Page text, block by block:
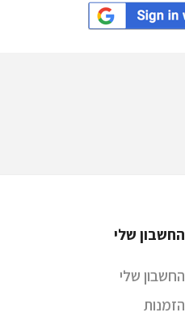
החשבון שלי
החשבון שלי
הזמנות